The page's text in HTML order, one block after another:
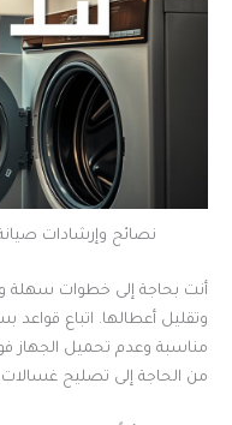
نصائح وإرشادات
أنت بحاجة إلى خطوات سهلة
مناسبة وعدم تحميل الجهاز
من الحاجة إلى تصليح غسالات.